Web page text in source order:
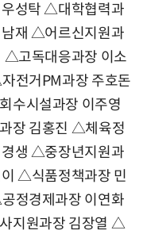
우성탁△대학협력과
재 △어르신지원과
△고독대응과장 이소
자전거PM과장 주호돈
수시설과장 이주영
장 김홍진 △체육정
생 △중장년지원과
이△식품정책과장 민
공정경제과장 이연화
지원과장 김장열 △